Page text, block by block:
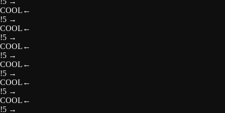
COOL ←
!5 →
COOL ←
!5 →
COOL ←
!5 →
COOL ←
!5 →
COOL ←
!5 →
COOL ←
!5 →